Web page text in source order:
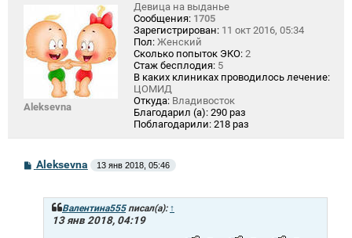
Aleksevna
Девица на выданье
Сообщения: 1705
Зарегистрирован: 11 окт 2016, 05:34
Пол: Женский
Сколько попыток ЭКО: 2
Стаж бесплодия: 5
В каких клиниках проводилось лечение:
ЦОМИД
Откуда: Владивосток
Благодарил (а): 290 раз
Поблагодарили: 218 раз
С
Aleksevna 13 янв 2018, 05:46
Валентина555писал(а): ↑
13 янв 2018, 04:19